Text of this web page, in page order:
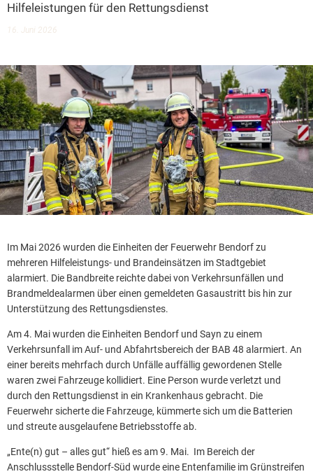
Hilfeleistungen für den Rettungsdienst
16. Juni 2026
Im Mai 2026 wurden die Einheiten der Feuerwehr Bendorf zu
mehreren Hilfeleistungs- und Brandeinsätzen im Stadtgebiet
alarmiert. Die Bandbreite reichte dabei von Verkehrsunfällen und
Brandmeldealarmen über einen gemeldeten Gasaustritt bis hin zur
Unterstützung des Rettungsdienstes.
Am 4. Mai wurden die Einheiten Bendorf und Sayn zu einem
Verkehrsunfall im Auf- und Abfahrtsbereich der BAB 48 alarmiert. An
einer bereits mehrfach durch Unfälle auffällig gewordenen Stelle
waren zwei Fahrzeuge kollidiert. Eine Person wurde verletzt und
durch den Rettungsdienst in ein Krankenhaus gebracht. Die
Feuerwehr sicherte die Fahrzeuge, kümmerte sich um die Batterien
und streute ausgelaufene Betriebsstoffe ab.
„Ente(n) gut – alles gut“ hieß es am 9. Mai. Im Bereich der
Anschlussstelle Bendorf-Süd wurde eine Entenfamilie im Grünstreifen